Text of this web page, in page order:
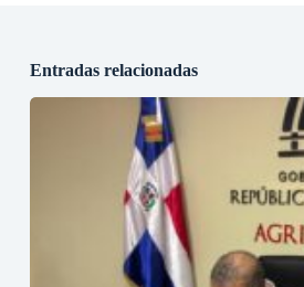
Entradas relacionadas